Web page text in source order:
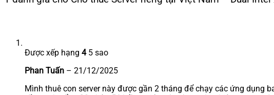
Được xếp hạng 45 sao
Phan Tuấn – 21/12/2025
Mình thuê con server này được gần 2 tháng để chạy các ứng dụng